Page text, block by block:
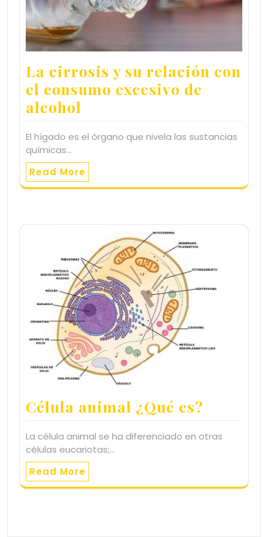
La cirrosis y su relación con
el consumo excesivo de
alcohol
El hígado es el órgano que nivela las sustancias
químicas…
Read More
Célula animal ¿Qué es?
La célula animal se ha diferenciado en otras
células eucariotas;…
Read More